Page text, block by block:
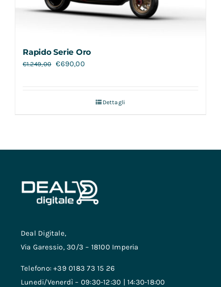
Rapido Serie Oro
€1.249,00 €690,00
Dettagli
Deal Digitale,
Via Garessio, 30/3 – 18100 Imperia
Telefono: +39 0183 73 15 26
Lunedi/Venerdì – 09:30-12:30 | 14:30-18:00